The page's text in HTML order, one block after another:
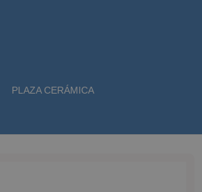
PLAZA CERÁMICA